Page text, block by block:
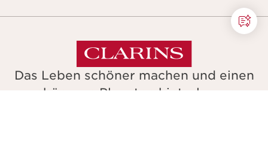
Das Leben schöner machen und einen
schöneren Planeten hinterlassen.